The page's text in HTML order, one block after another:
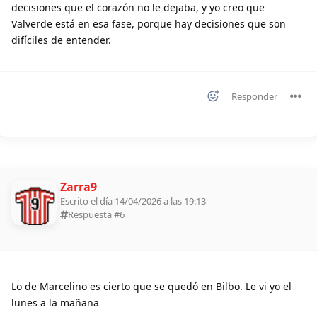
decisiones que el corazón no le dejaba, y yo creo que
Valverde está en esa fase, porque hay decisiones que son
difíciles de entender.
Responder
Zarra9
Escrito el día 14/04/2026 a las 19:13
Respuesta #6
Lo de Marcelino es cierto que se quedó en Bilbo. Le vi yo el
lunes a la mañana